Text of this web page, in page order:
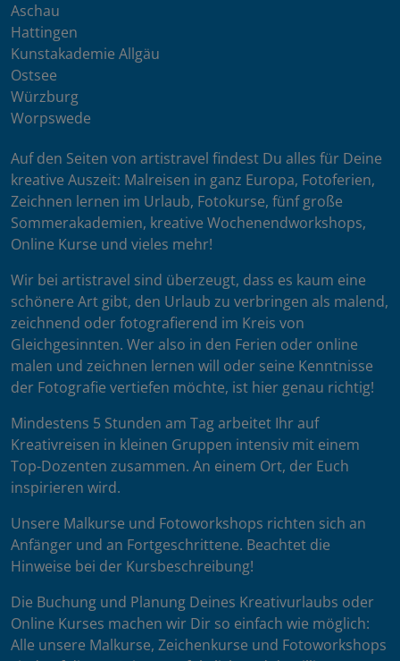
Aschau
Hattingen
Kunstakademie Allgäu
Ostsee
Würzburg
Worpswede
Auf den Seiten von artistravel findest Du alles für Deine
kreative Auszeit: Malreisen in ganz Europa, Fotoferien,
Zeichnen lernen im Urlaub, Fotokurse, fünf große
Sommerakademien, kreative Wochenendworkshops,
Online Kurse und vieles mehr!
Wir bei artistravel sind überzeugt, dass es kaum eine
schönere Art gibt, den Urlaub zu verbringen als malend,
zeichnend oder fotografierend im Kreis von
Gleichgesinnten. Wer also in den Ferien oder online
malen und zeichnen lernen will oder seine Kenntnisse
der Fotografie vertiefen möchte, ist hier genau richtig!
Mindestens 5 Stunden am Tag arbeitet Ihr auf
Kreativreisen in kleinen Gruppen intensiv mit einem
Top-Dozenten zusammen. An einem Ort, der Euch
inspirieren wird.
Unsere Malkurse und Fotoworkshops richten sich an
Anfänger und an Fortgeschrittene. Beachtet die
Hinweise bei der Kursbeschreibung!
Die Buchung und Planung Deines Kreativurlaubs oder
Online Kurses machen wir Dir so einfach wie möglich:
Alle unsere Malkurse, Zeichenkurse und Fotoworkshops